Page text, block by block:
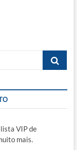
Busca
VIP de
mais.